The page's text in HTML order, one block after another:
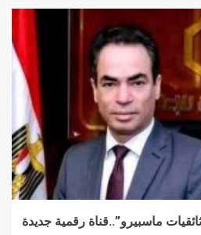
ماسبيرو”..قناة رقمية جديدة